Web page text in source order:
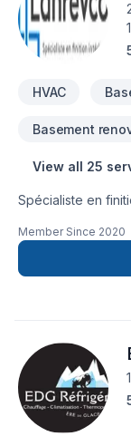
HVAC
Basement
View all 25
Spécialiste en
Member Since 2020